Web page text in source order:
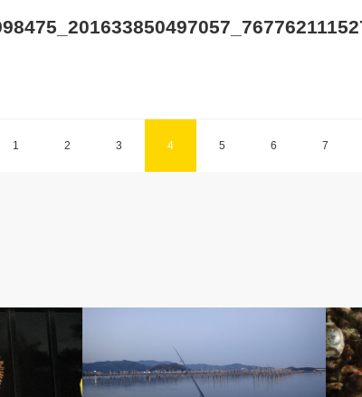
1 2 3 4 5 6 7